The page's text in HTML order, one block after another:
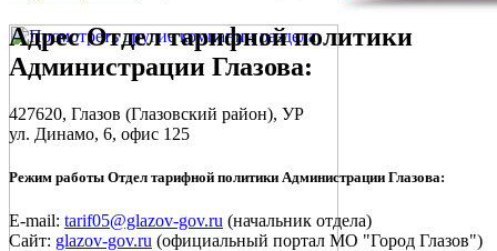
АдресОтдел тарифной политики
Администрации Глазова:
427620, Глазов (Глазовский район), УР
ул. Динамо, 6, офис 125
Режим работы Отдел тарифной политики Администрации Глазова:
E-mail: tarif05@glazov-gov.ru (начальник отдела)
Сайт: glazov-gov.ru (официальный портал МО "Город Глазов")